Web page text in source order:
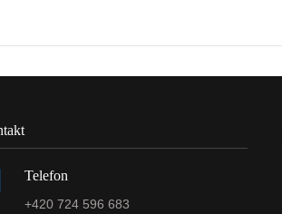
Telefon
+420 724 596 683